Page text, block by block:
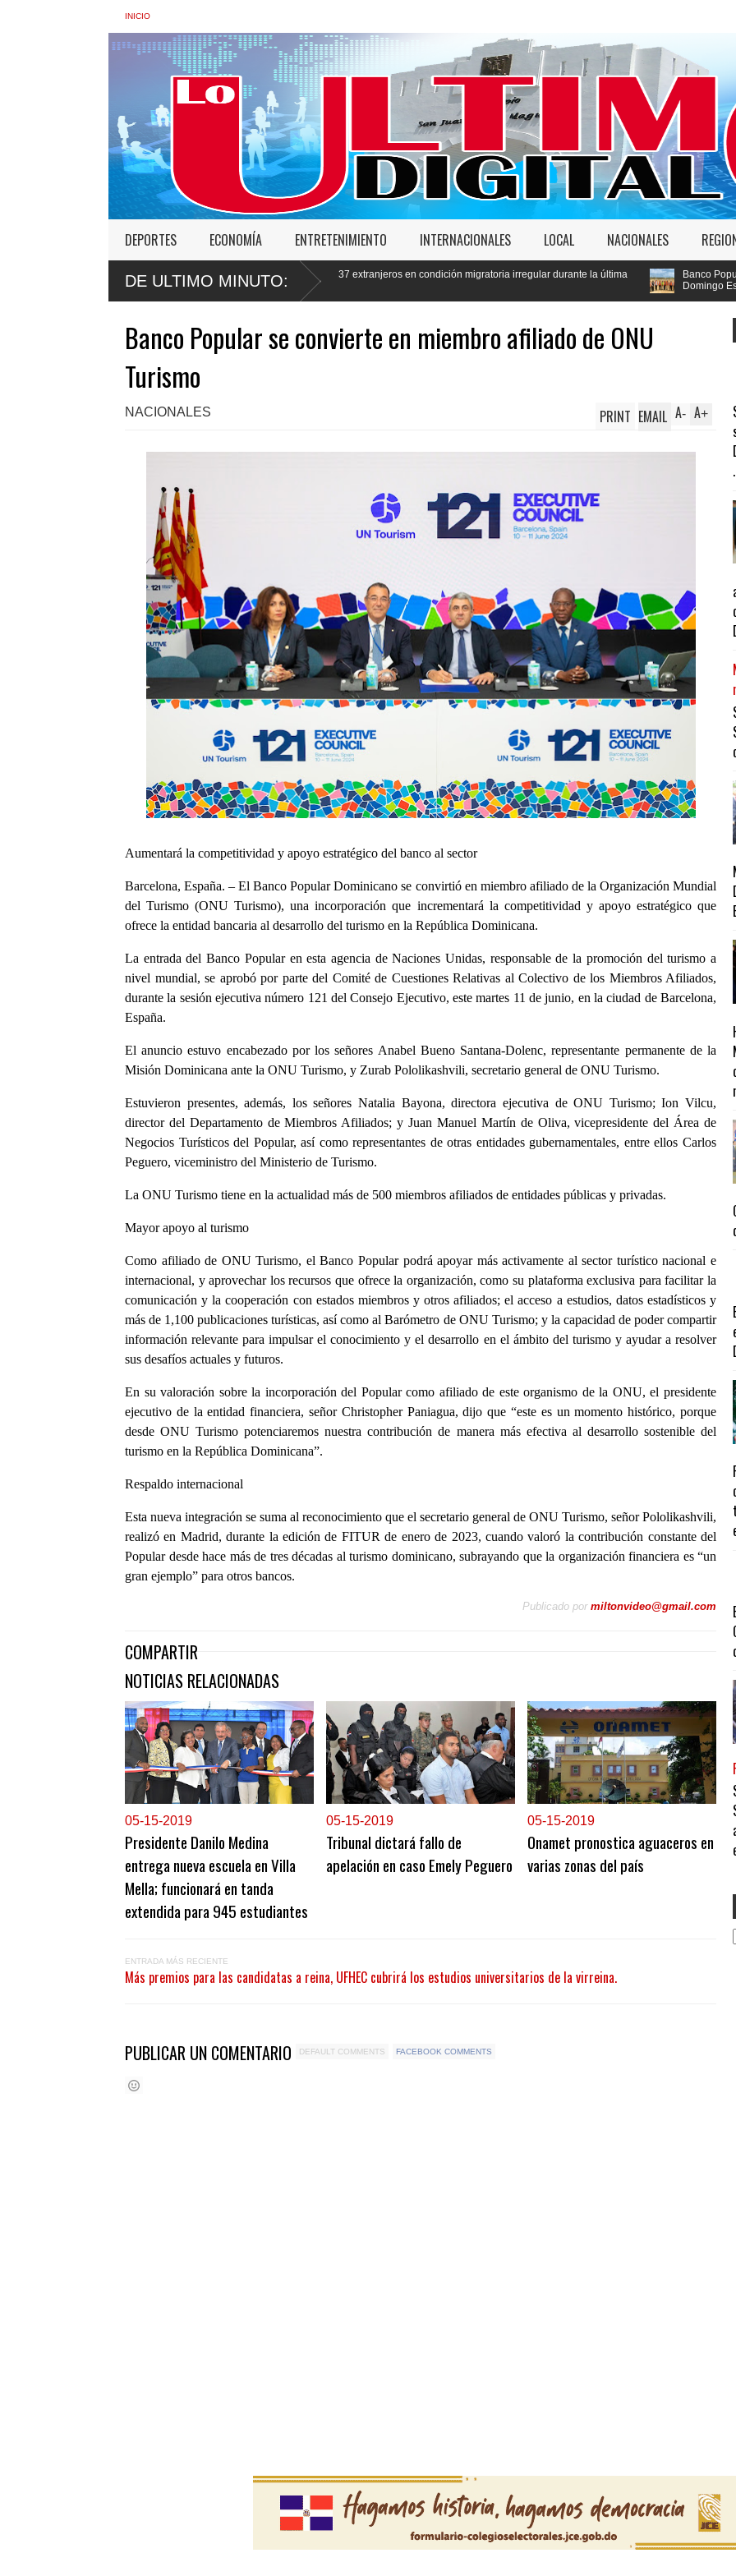
INICIO
DEPORTES ECONOMÍA ENTRETENIMIENTO INTERNACIONALES LOCAL NACIONALES
DE ULTIMO MINUTO:
Gobierno deportó 7,237 extranjeros en condición migratoria irregular durante la última
semana
Banco Popular constata avances de
Banco Popular se convierte en miembro afiliado de ONU
Turismo
NACIONALES A+
A-
PRINT EMAIL
Aumentará la competitividad y apoyo estratégico del banco al sector
Barcelona, España. – El Banco Popular Dominicano se convirtió en miembro afiliado de la Organización Mundial
del Turismo (ONU Turismo), una incorporación que incrementará la competitividad y apoyo estratégico que
ofrece la entidad bancaria al desarrollo del turismo en la República Dominicana.
La entrada del Banco Popular en esta agencia de Naciones Unidas, responsable de la promoción del turismo a
nivel mundial, se aprobó por parte del Comité de Cuestiones Relativas al Colectivo de los Miembros Afiliados,
durante la sesión ejecutiva número 121 del Consejo Ejecutivo, este martes 11 de junio, en la ciudad de Barcelona,
España.
El anuncio estuvo encabezado por los señores Anabel Bueno Santana-Dolenc, representante permanente de la
Misión Dominicana ante la ONU Turismo, y Zurab Pololikashvili, secretario general de ONU Turismo.
Estuvieron presentes, además, los señores Natalia Bayona, directora ejecutiva de ONU Turismo; Ion Vilcu,
director del Departamento de Miembros Afiliados; y Juan Manuel Martín de Oliva, vicepresidente del Área de
Negocios Turísticos del Popular, así como representantes de otras entidades gubernamentales, entre ellos Carlos
Peguero, viceministro del Ministerio de Turismo.
La ONU Turismo tiene en la actualidad más de 500 miembros afiliados de entidades públicas y privadas.
Mayor apoyo al turismo
Como afiliado de ONU Turismo, el Banco Popular podrá apoyar más activamente al sector turístico nacional e
internacional, y aprovechar los recursos que ofrece la organización, como su plataforma exclusiva para facilitar la
comunicación y la cooperación con estados miembros y otros afiliados; el acceso a estudios, datos estadísticos y
más de 1,100 publicaciones turísticas, así como al Barómetro de ONU Turismo; y la capacidad de poder compartir
información relevante para impulsar el conocimiento y el desarrollo en el ámbito del turismo y ayudar a resolver
sus desafíos actuales y futuros.
En su valoración sobre la incorporación del Popular como afiliado de este organismo de la ONU, el presidente
ejecutivo de la entidad financiera, señor Christopher Paniagua, dijo que “este es un momento histórico, porque
desde ONU Turismo potenciaremos nuestra contribución de manera más efectiva al desarrollo sostenible del
turismo en la República Dominicana”.
Respaldo internacional
Esta nueva integración se suma al reconocimiento que el secretario general de ONU Turismo, señor Pololikashvili,
realizó en Madrid, durante la edición de FITUR de enero de 2023, cuando valoró la contribución constante del
Popular desde hace más de tres décadas al turismo dominicano, subrayando que la organización financiera es “un
gran ejemplo” para otros bancos.
Publicado por miltonvideo@gmail.com
COMPARTIR
NOTICIAS RELACIONADAS
05-15-2019
Presidente Danilo Medina
entrega nueva escuela en Villa
Mella; funcionará en tanda
extendida para 945 estudiantes
05-15-2019
Tribunal dictará fallo de
apelación en caso Emely Peguero
05-15-2019
Onamet pronostica aguaceros en
varias zonas del país
ENTRADA MÁS RECIENTE
Más premios para las candidatas a reina, UFHEC cubrirá los estudios universitarios de la virreina.
PUBLICAR UN COMENTARIO DEFAULT COMMENTS FACEBOOK COMMENTS